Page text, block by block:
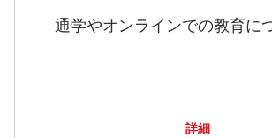
通学やオンラインでの教育に
詳細